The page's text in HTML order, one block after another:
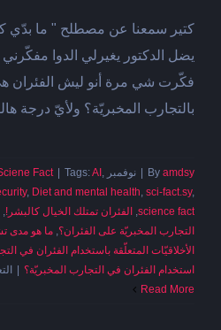
كتير سمعنا عن مصطلح " ما بدّي
يضل الدكتور يغيرلي الدوا
فكّرت شي مرة أنو ليش الفئران
بالتجارب المخبريّة؟ ولأيّ درجة
Byamdsy
| نوفمبر 11th, 2023 Fact | Tags:AI
, Diet and mental health ,sci-fact.sy,
science fact
, الفئران تمتلك الخيال كالبشر!
التجارب المخبريّة على الفئران؟ ما هو مدى
الأخلاقيّات المتعلّقة باستخدام الفئران في
استخدام الفئران في التجارب المخبريّة؟ |
Read More